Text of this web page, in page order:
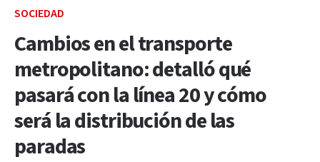
SOCIEDAD
Cambios en el transporte
metropolitano: detalló qué
pasará con la línea 20 y cómo
será la distribución de las
paradas